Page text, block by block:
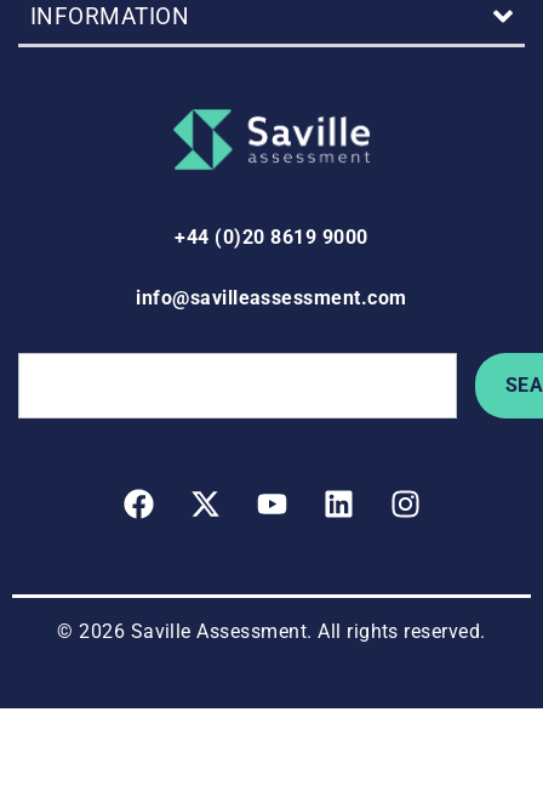
INFORMATION
+44 (0)20 8619 9000
info@savilleassessment.com
© 2026 Saville Assessment. All rights reserved.